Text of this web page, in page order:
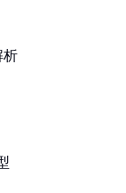
析